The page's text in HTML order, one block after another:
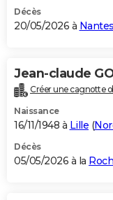
Décès
20/05/2026 à Nantes
Jean-claude
Créer une cagnotte
Naissance
16/11/1948 à Lille (
Décès
05/05/2026 à la